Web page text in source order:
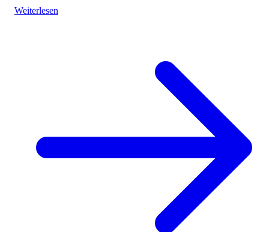
of such themed tourism projects.
Weiterlesen